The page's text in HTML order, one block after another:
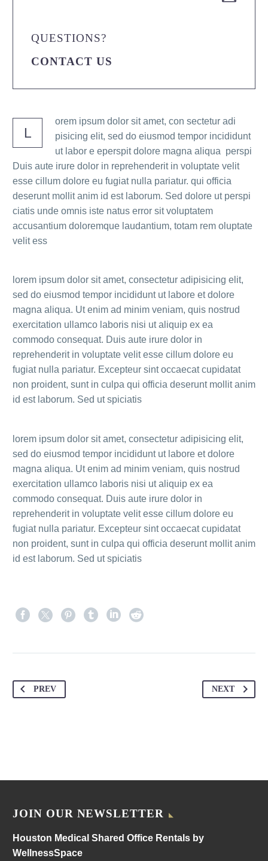
QUESTIONS?
CONTACT US
L
orem ipsum dolor sit amet, con sectetur adi
pisicing elit, sed do eiusmod tempor incididunt
ut labor e eperspit dolore magna aliqua perspi
Duis aute irure dolor in reprehenderit in voluptate velit
esse cillum dolore eu fugiat nulla pariatur. qui officia
deserunt mollit anim id est laborum. Sed dolore ut perspi
ciatis unde omnis iste natus error sit voluptatem
accusantium doloremque laudantium, totam rem oluptate
velit ess
lorem ipsum dolor sit amet, consectetur adipisicing elit,
sed do eiusmod tempor incididunt ut labore et dolore
magna aliqua. Ut enim ad minim veniam, quis nostrud
exercitation ullamco laboris nisi ut aliquip ex ea
commodo consequat. Duis aute irure dolor in
reprehenderit in voluptate velit esse cillum dolore eu
fugiat nulla pariatur. Excepteur sint occaecat cupidatat
non proident, sunt in culpa qui officia deserunt mollit anim
id est laborum. Sed ut spiciatis
lorem ipsum dolor sit amet, consectetur adipisicing elit,
sed do eiusmod tempor incididunt ut labore et dolore
magna aliqua. Ut enim ad minim veniam, quis nostrud
exercitation ullamco laboris nisi ut aliquip ex ea
commodo consequat. Duis aute irure dolor in
reprehenderit in voluptate velit esse cillum dolore eu
fugiat nulla pariatur. Excepteur sint occaecat cupidatat
non proident, sunt in culpa qui officia deserunt mollit anim
id est laborum. Sed ut spiciatis
PREV NEXT
JOIN OUR NEWSLETTER
Houston Medical Shared Office Rentals by
WellnessSpace